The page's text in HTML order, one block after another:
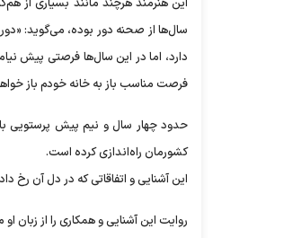
این هنرمند هرچند مانند بسیاری از
سال‌ها از صحنه دور بوده، می‌گوید:
دارد، اما در این سال‌ها فرصتی پیش
فرصت مناسب باز به خانه خودم باز
حدود چهار سال و نیم پیش پرستویی
کشورمان راه‌اندازی کرده است.
این آشنایی و اتفاقاتی که در دل آن رخ